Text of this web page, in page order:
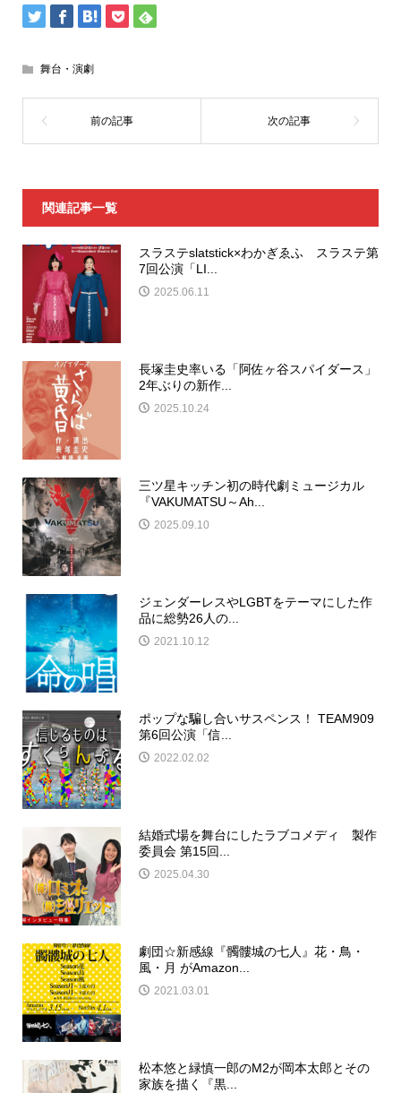
舞台・演劇
関連記事一覧
スラステslatstick×わかぎゑふ スラステ第
7回公演「LI...
2025.06.11
長塚圭史率いる「阿佐ヶ谷スパイダース」
2年ぶりの新作...
2025.10.24
三ツ星キッチン初の時代劇ミュージカル
『VAKUMATSU～Ah...
2025.09.10
ジェンダーレスやLGBTをテーマにした作
品に総勢26人の...
2021.10.12
ポップな騙し合いサスペンス！ TEAM909
第6回公演「信...
2022.02.02
結婚式場を舞台にしたラブコメディ 製作
委員会 第15回...
2025.04.30
劇団☆新感線『髑髏城の七人』花・鳥・
風・月 がAmazon...
2021.03.01
松本悠と緑慎一郎のM2が岡本太郎とその
家族を描く『黒...